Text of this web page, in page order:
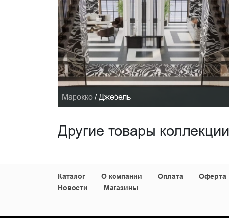
Марокко / Джебель
Другие товары коллекции
Каталог О компании Оплата Оферта
Новости
Магазины